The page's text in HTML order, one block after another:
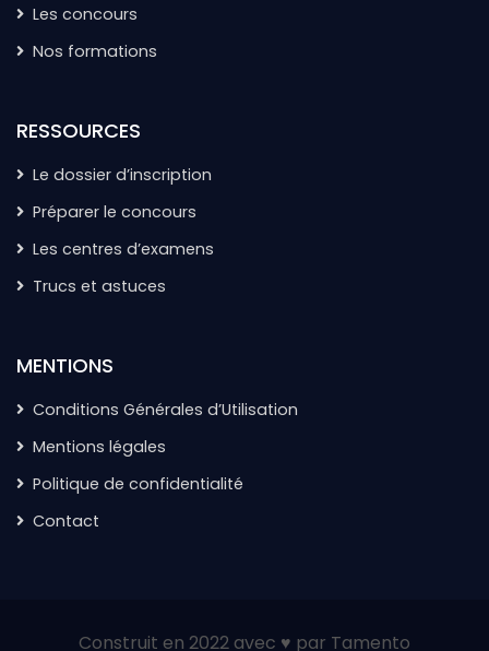
Les concours
Nos formations
RESSOURCES
Le dossier d’inscription
Préparer le concours
Les centres d’examens
Trucs et astuces
MENTIONS
Conditions Générales d’Utilisation
Mentions légales
Politique de confidentialité
Contact
Construit en 2022 avec ♥ par Tamento